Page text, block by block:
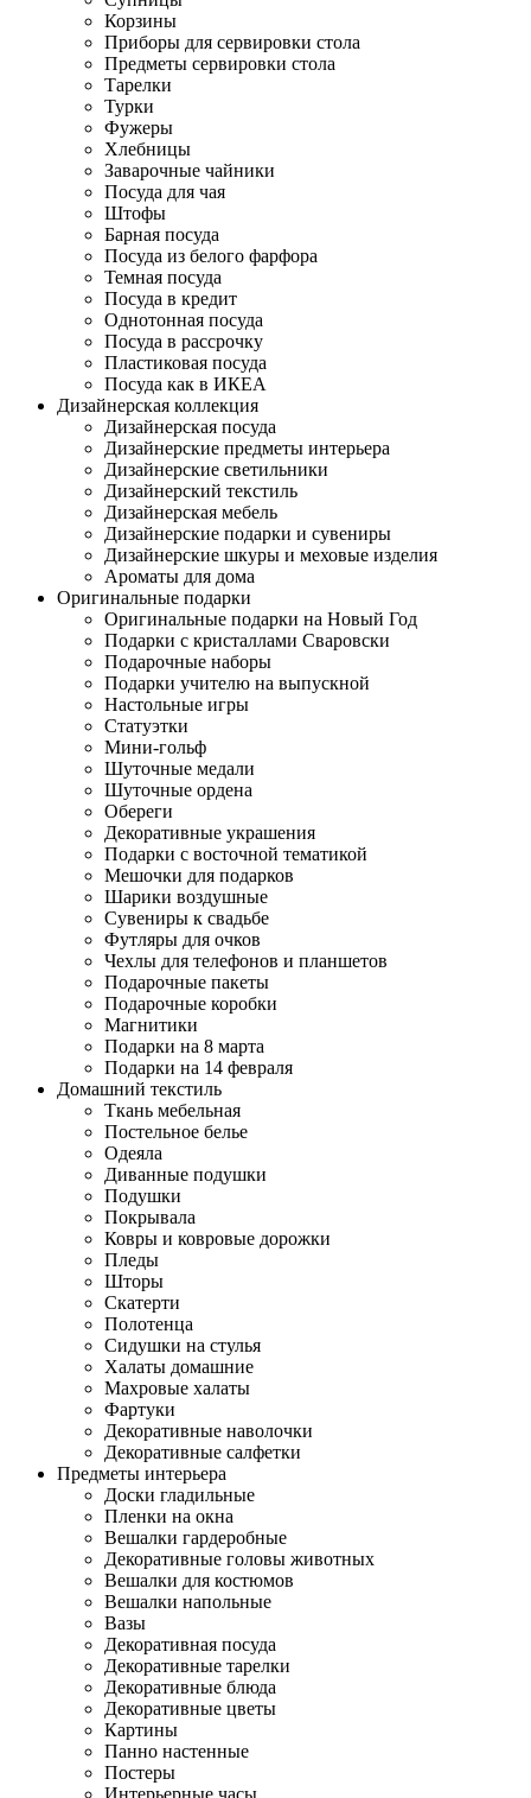
Корзины
Приборы для сервировки стола
Предметы сервировки стола
Тарелки
Турки
Фужеры
Хлебницы
Заварочные чайники
Посуда для чая
Штофы
Барная посуда
Посуда из белого фарфора
Темная посуда
Посуда в кредит
Однотонная посуда
Посуда в рассрочку
Пластиковая посуда
Посуда как в ИКЕА
Дизайнерская коллекция
Дизайнерская посуда
Дизайнерские предметы интерьера
Дизайнерские светильники
Дизайнерский текстиль
Дизайнерская мебель
Дизайнерские подарки и сувениры
Дизайнерские шкуры и меховые изделия
Ароматы для дома
Оригинальные подарки
Оригинальные подарки на Новый Год
Подарки с кристаллами Сваровски
Подарочные наборы
Подарки учителю на выпускной
Настольные игры
Статуэтки
Мини-гольф
Шуточные медали
Шуточные ордена
Обереги
Декоративные украшения
Подарки с восточной тематикой
Мешочки для подарков
Шарики воздушные
Сувениры к свадьбе
Футляры для очков
Чехлы для телефонов и планшетов
Подарочные пакеты
Подарочные коробки
Магнитики
Подарки на 8 марта
Подарки на 14 февраля
Домашний текстиль
Ткань мебельная
Постельное белье
Одеяла
Диванные подушки
Подушки
Покрывала
Ковры и ковровые дорожки
Пледы
Шторы
Скатерти
Полотенца
Сидушки на стулья
Халаты домашние
Махровые халаты
Фартуки
Декоративные наволочки
Декоративные салфетки
Предметы интерьера
Доски гладильные
Пленки на окна
Вешалки гардеробные
Декоративные головы животных
Вешалки для костюмов
Вешалки напольные
Вазы
Декоративная посуда
Декоративные тарелки
Декоративные блюда
Декоративные цветы
Картины
Панно настенные
Постеры
Интерьерные часы